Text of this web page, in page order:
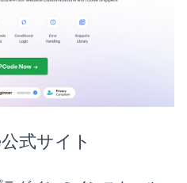
式サイト